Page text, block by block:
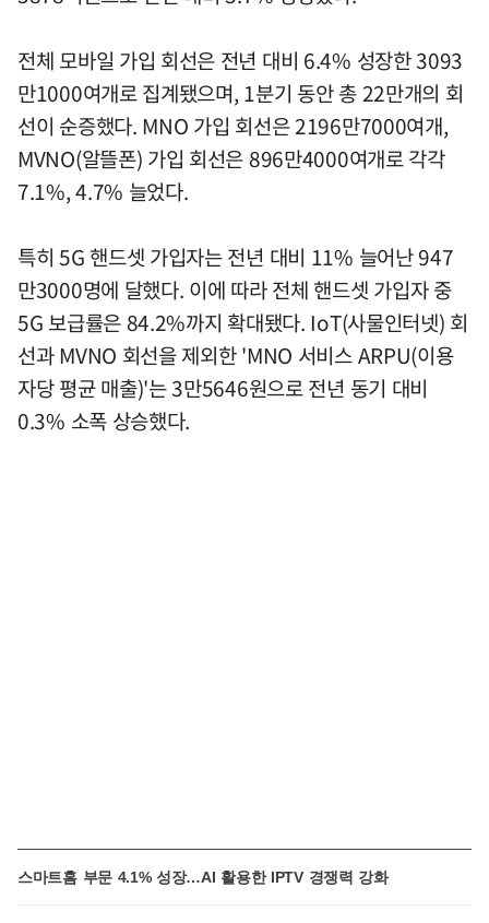
전체 모바일 가입 회선은 전년 대비 6.4% 성장한 3093
만1000여개로 집계됐으며, 1분기 동안 총 22만개의 회
선이 순증했다. MNO 가입 회선은 2196만7000여개,
MVNO(알뜰폰) 가입 회선은 896만4000여개로 각각
7.1%, 4.7% 늘었다.
특히 5G 핸드셋 가입자는 전년 대비 11% 늘어난 947
만3000명에 달했다. 이에 따라 전체 핸드셋 가입자 중
5G 보급률은 84.2%까지 확대됐다. IoT(사물인터넷) 회
선과 MVNO 회선을 제외한 'MNO 서비스 ARPU(이용
자당 평균 매출)'는 3만5646원으로 전년 동기 대비
0.3% 소폭 상승했다.
스마트홈 부문 4.1% 성장…AI 활용한 IPTV 경쟁력 강화